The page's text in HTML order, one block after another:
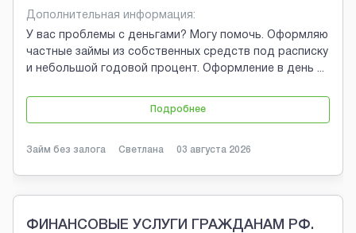
Дополнительная информация:
У вас проблемы с деньгами? Могу помочь. Оформляю
частные займы из собственных средств под расписку
и небольшой годовой процент. Оформление в день ...
Подробнее
Займ без залога Светлана 03 августа 2026
ФИНАНСОВЫЕ УСЛУГИ ГРАЖДАНАМ РФ.